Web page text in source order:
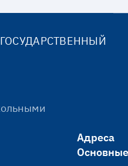
Адреса